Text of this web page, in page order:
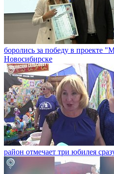
боролись за победу в проекте
Новосибирске
район отмечает три юбилея